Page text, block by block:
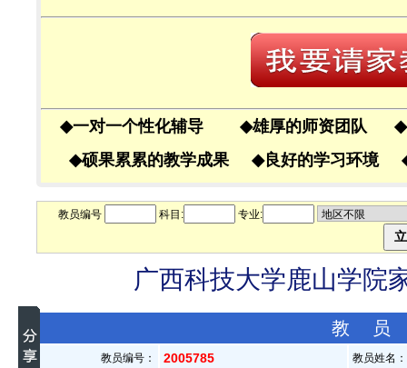
◆一对一个性化辅导 ◆雄厚的师资团队 ◆
◆硕果累累的教学成果 ◆良好的学习环境
教员编号 科目: 专业:
广西科技大学鹿山学院
教
教员编号： 2005785 教员姓名